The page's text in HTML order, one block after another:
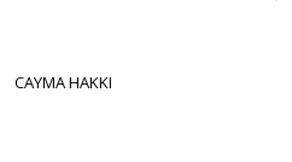
CAYMA HAKKI